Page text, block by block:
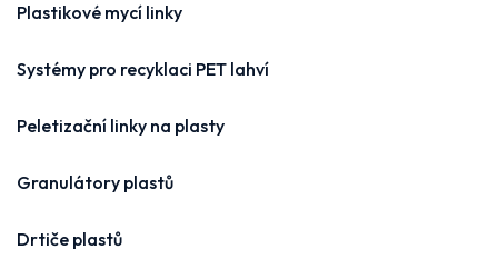
Plastikové mycí linky
Systémy pro recyklaci PET lahví
Peletizační linky na plasty
Granulátory plastů
Drtiče plastů